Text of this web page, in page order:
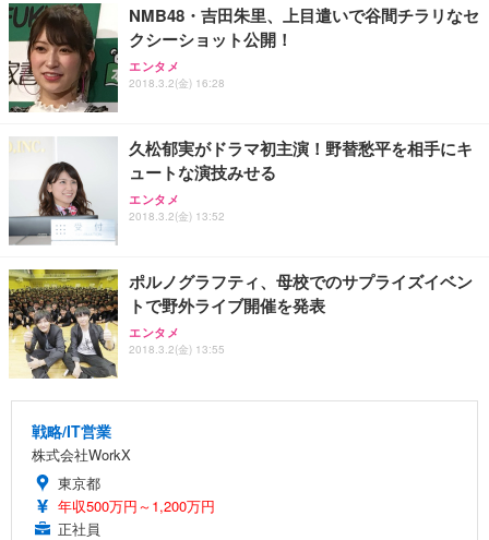
NMB48・吉田朱里、上目遣いで谷間チラリなセ
クシーショット公開！
エンタメ
2018.3.2(金) 16:28
久松郁実がドラマ初主演！野替愁平を相手にキ
ュートな演技みせる
エンタメ
2018.3.2(金) 13:52
ポルノグラフティ、母校でのサプライズイベン
トで野外ライブ開催を発表
エンタメ
2018.3.2(金) 13:55
戦略/IT営業
株式会社WorkX
東京都
年収500万円～1,200万円
正社員